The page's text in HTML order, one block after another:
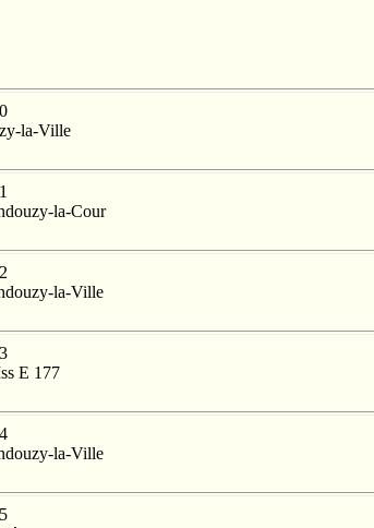
la-Ville
la-Cour
la-Ville
E 177
la-Ville